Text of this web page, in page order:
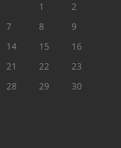
1
2
7 8
9
14 15
16
21 22
23
28 29
30